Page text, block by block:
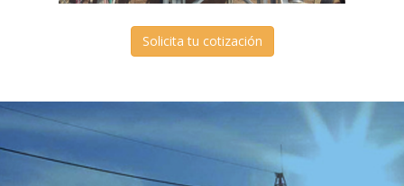
Solicita tu cotización